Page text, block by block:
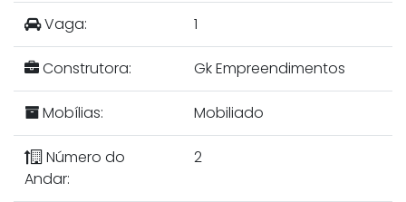
Vaga: 1
Construtora: Gk Empreendimentos
Mobílias: Mobiliado
Número do
Andar:
2